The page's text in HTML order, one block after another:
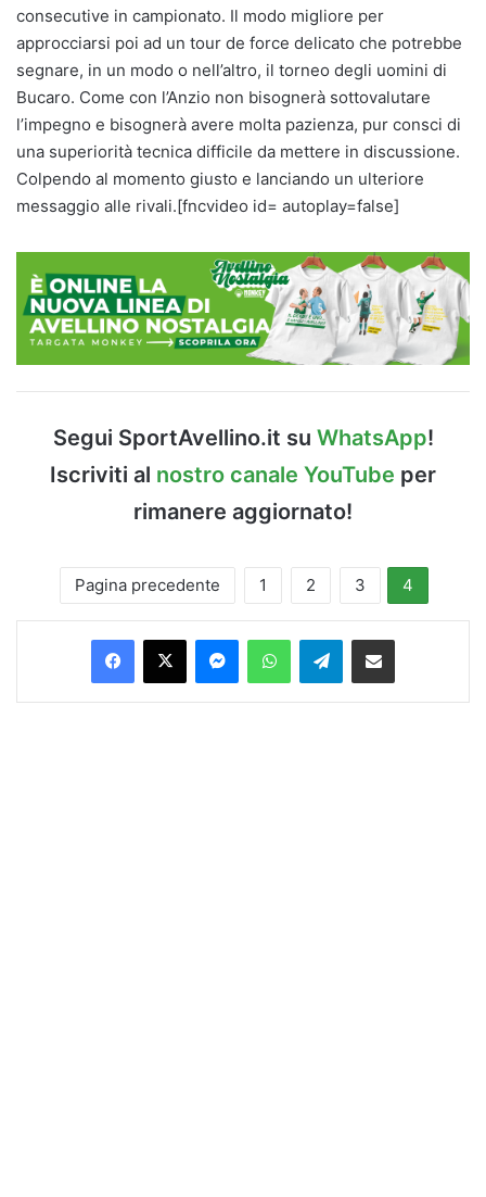
consecutive in campionato. Il modo migliore per
approcciarsi poi ad un tour de force delicato che potrebbe
segnare, in un modo o nell’altro, il torneo degli uomini di
Bucaro. Come con l’Anzio non bisognerà sottovalutare
l’impegno e bisognerà avere molta pazienza, pur consci di
una superiorità tecnica difficile da mettere in discussione.
Colpendo al momento giusto e lanciando un ulteriore
messaggio alle rivali.[fncvideo id= autoplay=false]
Segui SportAvellino.it su WhatsApp!
Iscriviti al nostro canale YouTube per
rimanere aggiornato!
Pagina precedente 1 2 3 4
Facebook
X MessengerWhatsAppTelegramCondividi via Email